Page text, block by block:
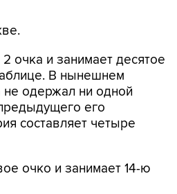
очка и занимает десятое
В нынешнем
одержал ни одной
его
составляет четыре
очко и занимает 14-ю